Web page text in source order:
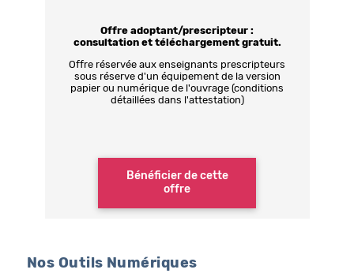
Offre adoptant/prescripteur :
consultation et téléchargement gratuit.
Offre réservée aux enseignants prescripteurs
sous réserve d'un équipement de la version
papier ou numérique de l'ouvrage (conditions
détaillées dans l'attestation)
Bénéficier de cette
offre
Nos Outils Numériques